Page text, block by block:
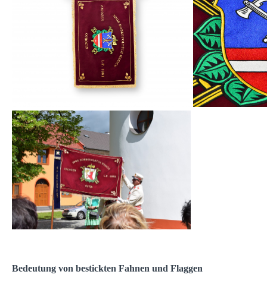
Bedeutung von bestickten Fahnen und Flaggen